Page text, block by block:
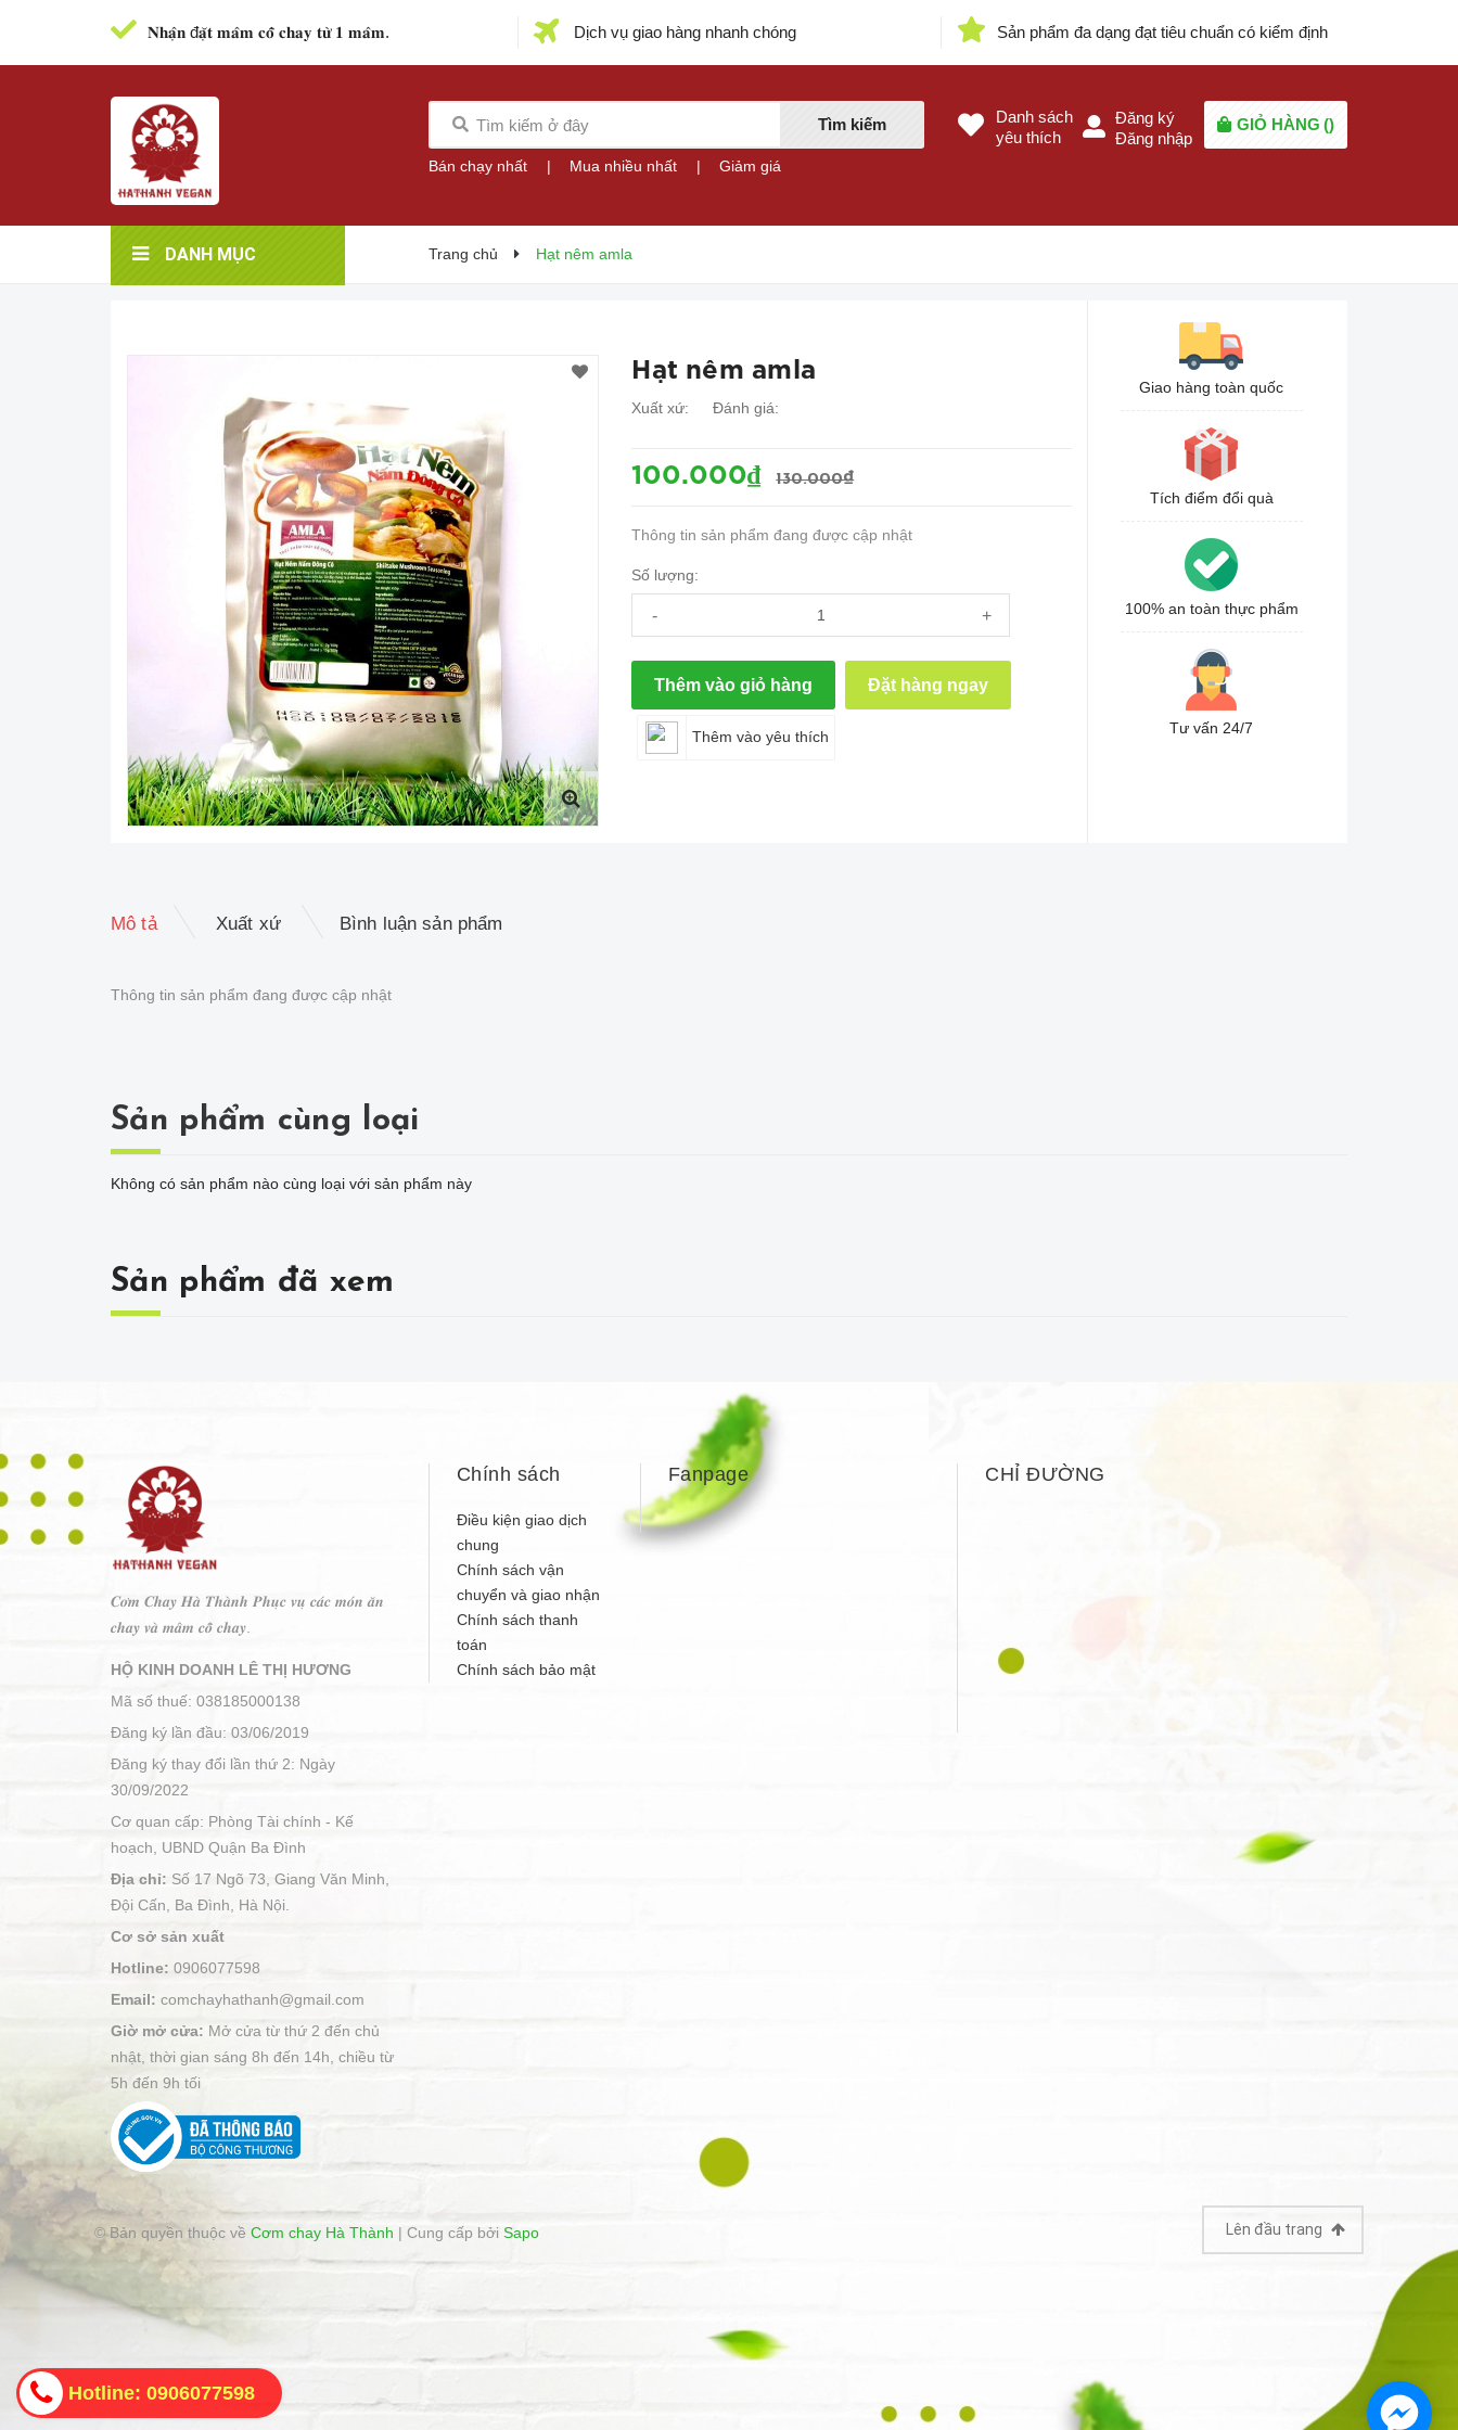
𝐍𝐡𝐚̣̂𝐧 đ𝐚̣̆𝐭 𝐦𝐚̂𝐦 𝐜𝐨̂̃ 𝐜𝐡𝐚𝐲 𝐭𝐮̛̀ 𝟏 𝐦𝐚̂𝐦. Dịch vụ giao hàng nhanh chóng Sản phẩm đa dạng đạt tiêu chuẩn có kiểm định
Tìm kiếm
Bán chạy nhất | Mua nhiều nhất | Giảm giá
Danh sách
yêu thích
Đăng ký
Đăng nhập
GIỎ HÀNG ()
DANH MỤC Trang chủ Hạt nêm amla
Hạt nêm amla
Xuất xứ: Đánh giá:
100.000₫ 130.000₫
Thông tin sản phẩm đang được cập nhật
Số lượng:
- +
Thêm vào giỏ hàng Đặt hàng ngay
Thêm vào yêu thích
Giao hàng toàn quốc
Tích điểm đổi quà
100% an toàn thực phẩm
Tư vấn 24/7
Mô tả Xuất xứ Bình luận sản phẩm
Thông tin sản phẩm đang được cập nhật
Sản phẩm cùng loại
Không có sản phẩm nào cùng loại với sản phẩm này
Sản phẩm đã xem
𝑪𝒐̛𝒎 𝑪𝒉𝒂𝒚 𝑯𝒂̀ 𝑻𝒉𝒂̀𝒏𝒉 𝑷𝒉𝒖̣𝒄 𝒗𝒖̣ 𝒄𝒂́𝒄 𝒎𝒐́𝒏 𝒂̆𝒏
𝒄𝒉𝒂𝒚 𝒗𝒂̀ 𝒎𝒂̂𝒎 𝒄𝒐̂̃ 𝒄𝒉𝒂𝒚.
HỘ KINH DOANH LÊ THỊ HƯƠNG
Mã số thuế: 038185000138
Đăng ký lần đầu: 03/06/2019
Đăng ký thay đổi lần thứ 2: Ngày
30/09/2022
Cơ quan cấp: Phòng Tài chính - Kế
hoạch, UBND Quận Ba Đình
Địa chỉ: Số 17 Ngõ 73, Giang Văn Minh,
Đội Cấn, Ba Đình, Hà Nội.
Cơ sở sản xuất
Hotline: 0906077598
Email: comchayhathanh@gmail.com
Giờ mở cửa: Mở cửa từ thứ 2 đến chủ
nhật, thời gian sáng 8h đến 14h, chiều từ
5h đến 9h tối
Chính sách
Điều kiện giao dịch
chung
Chính sách vận
chuyển và giao nhận
Chính sách thanh
toán
Chính sách bảo mật
Fanpage CHỈ ĐƯỜNG
© Bản quyền thuộc về Cơm chay Hà Thành | Cung cấp bởi Sapo Lên đầu trang
Hotline: 0906077598